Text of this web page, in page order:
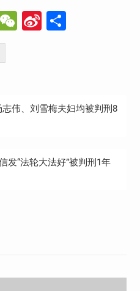
WeChat
Sina分
伟、刘雪梅夫妇均被判刑8
发“法轮大法好”被判刑1年